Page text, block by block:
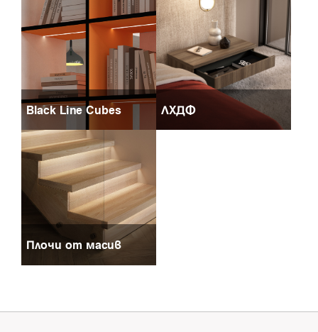
Black Line Cubes ЛХДФ
Плочи от масив